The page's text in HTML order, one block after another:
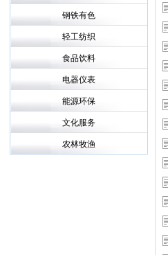
钢铁有色
轻工纺织
食品饮料
电器仪表
能源环保
文化服务
农林牧渔